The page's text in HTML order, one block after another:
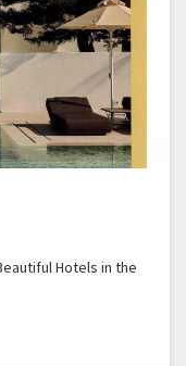
Hotels in the